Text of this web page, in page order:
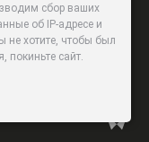
сбор ваших
об IP-адресе и
не хотите, чтобы был
покиньте сайт.